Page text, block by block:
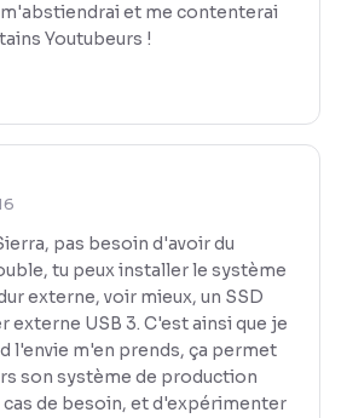
et me contenterai
Youtubeurs !
pas besoin d'avoir du
tu peux installer le système
externe, voir mieux, un SSD
externe USB 3. C'est ainsi que je
l'envie m'en prends, ça permet
son système de production
de besoin, et d'expérimenter